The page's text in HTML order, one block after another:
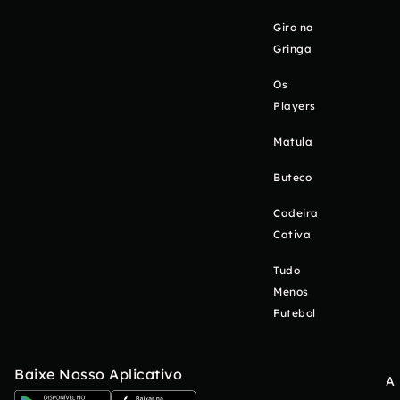
Giro na
Gringa
Os
Players
Matula
Buteco
Cadeira
Cativa
Tudo
Menos
Futebol
Baixe Nosso Aplicativo
A